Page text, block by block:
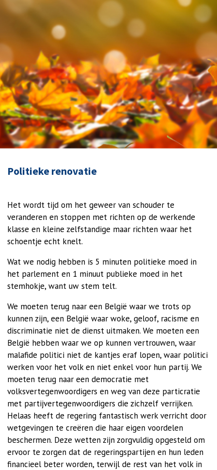
Politieke renovatie
Het wordt tijd om het geweer van schouder te
veranderen en stoppen met richten op de werkende
klasse en kleine zelfstandige maar richten waar het
schoentje echt knelt.
Wat we nodig hebben is 5 minuten politieke moed in
het parlement en 1 minuut publieke moed in het
stemhokje, want uw stem telt.
We moeten terug naar een België waar we trots op
kunnen zijn, een België waar woke, geloof, racisme en
discriminatie niet de dienst uitmaken. We moeten een
België hebben waar we op kunnen vertrouwen, waar
malafide politici niet de kantjes eraf lopen, waar politici
werken voor het volk en niet enkel voor hun partij. We
moeten terug naar een democratie met
volksvertegenwoordigers en weg van deze particratie
met partijvertegenwoordigers die zichzelf verrijken.
Helaas heeft de regering fantastisch werk verricht door
wetgevingen te creëren die haar eigen voordelen
beschermen. Deze wetten zijn zorgvuldig opgesteld om
ervoor te zorgen dat de regeringspartijen en hun leden
financieel beter worden, terwijl de rest van het volk in